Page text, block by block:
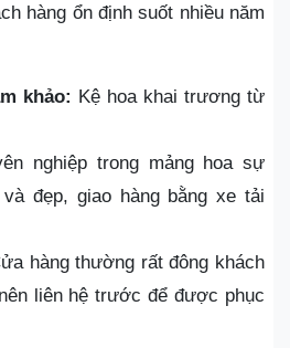
hàng ổn định suốt nhiều năm
khảo: Kệ hoa khai trương từ
nghiệp trong mảng hoa sự
đẹp, giao hàng bằng xe tải
hàng thường rất đông khách
liên hệ trước để được phục